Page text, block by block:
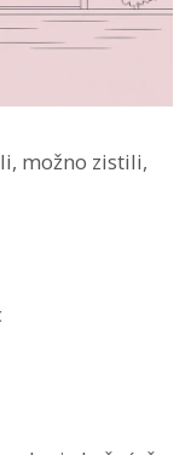
možno zistili,